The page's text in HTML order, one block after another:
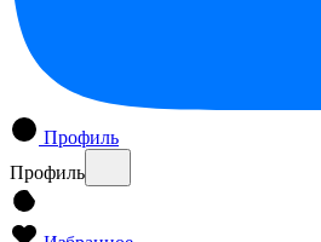
Профиль
Профиль